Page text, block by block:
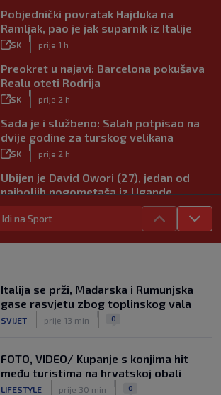
Pobjednički povratak Hajduka na
Ramljak, pao je jak suparnik iz Italije
SK prije 1 h
Preokret u najavi: Barcelona pokušava
Realu oteti Rodrija
SK prije 2 h
Sada je i službeno: Salah potpisao na
dvije godine za turskog velikana
SK prije 2 h
Ubijen je David Owori (27), jedan od
najboljih nogometaša iz Ugande
Garcia odabrao početnih 11 za Litvu?
Livaja se čini se vraća na klupu
Njemački kroničar govorio o Vuškoviću:
Ima samo jednu manu
SK prije 7 h
Idi na Sport
Italija se prži, Mađarska i Rumunjska
gase rasvjetu zbog toplinskog vala
SVIJET prije 13 min 0
FOTO, VIDEO/ Kupanje s konjima hit
među turistima na hrvatskoj obali
LIFESTYLE prije 30 min 0